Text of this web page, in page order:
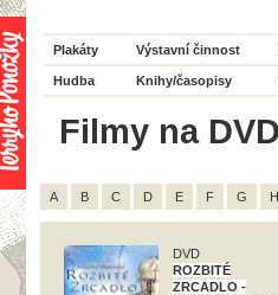
Plakáty Výstavní činnost
Hudba Knihy/časopisy
Filmy na
A B C D E F G H
DVD
ROZBITÉ
ZRCADLO -